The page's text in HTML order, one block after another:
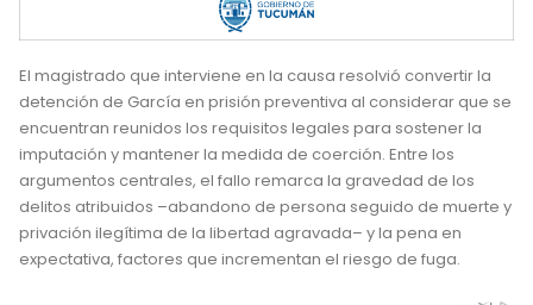
El magistrado que interviene en la causa resolvió convertir la
detención de García en prisión preventiva al considerar que se
encuentran reunidos los requisitos legales para sostener la
imputación y mantener la medida de coerción. Entre los
argumentos centrales, el fallo remarca la gravedad de los
delitos atribuidos –abandono de persona seguido de muerte y
privación ilegítima de la libertad agravada– y la pena en
expectativa, factores que incrementan el riesgo de fuga.